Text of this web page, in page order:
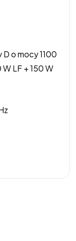
o mocy 1100
LF + 150 W